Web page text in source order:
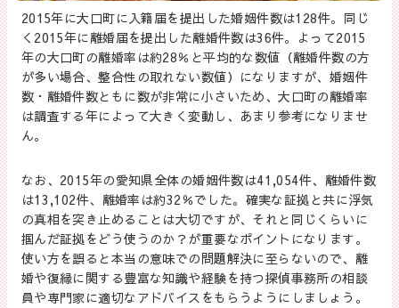
2015年に大口町に入籍届を提出した婚姻件数は128件。同じ
く2015年に離婚届を提出した離婚件数は36件。よって2015
年の大口町の離婚率は約28％と平均的な数値（離婚件数の方
が多い場合、整合性の取れない数値）になりますが、婚姻件
数・離婚件数ともに数が非常に小さいため、大口町の離婚率
は調査する年によって大きく変動し、あまり参考になりませ
ん。
なお、2015年の愛知県全体の婚姻件数は41,054件、離婚件数
は13,102件、離婚率は約32％でした。確実な証拠と共に浮気
の真相を突き止めることは大切ですが、それと同じくらいに
掴んだ証拠をどう使うのか？が重要なポイントになります。
使い方を誤ると本当の意味での問題解決に至らないので、離
婚や復縁に関する豊富な知識や経験を持つ探偵事務所の相談
員や専門家に適切なアドバイスをもらうようにしましょう。